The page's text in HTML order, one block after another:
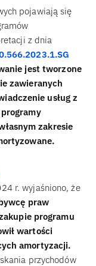
pojawiają się
z dnia
jest tworzone
zawieranych
usług z
zakresie
r. wyjaśniono, że
praw
programu
wartości
amortyzacji.
przychodów